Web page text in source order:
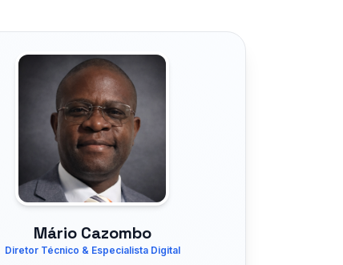
Mário Cazombo
Diretor Técnico & Especialista Digital